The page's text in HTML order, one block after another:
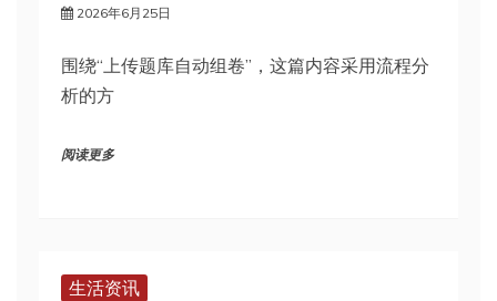
2026年6月25日
围绕“上传题库自动组卷”，这篇内容采用流程分
析的方
阅读更多
生活资讯